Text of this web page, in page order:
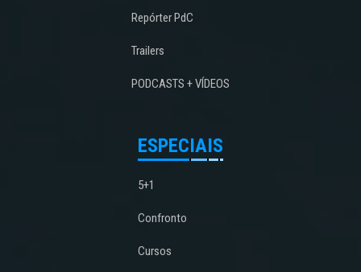
Repórter PdC
Trailers
PODCASTS + VÍDEOS
ESPECIAIS
5+1
Confronto
Cursos